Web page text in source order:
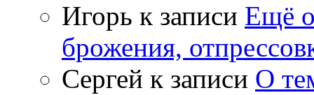
Игорь к записи Ещё
брожения,
Сергей к записи О